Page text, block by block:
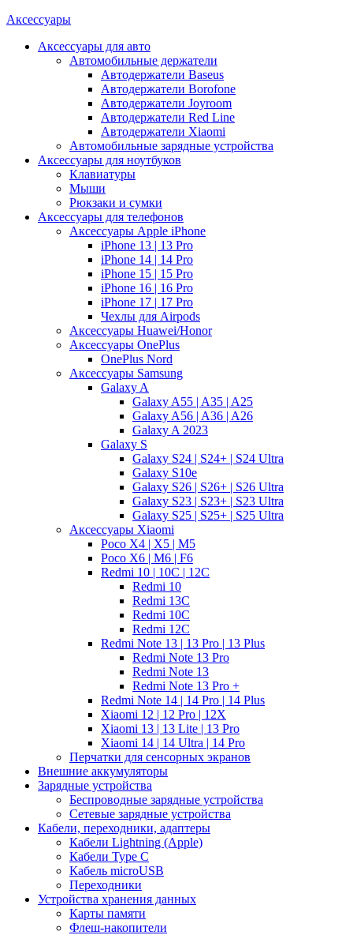
Аксессуары
Аксессуары для авто
Автомобильные держатели
Автодержатели Baseus
Автодержатели Borofone
Автодержатели Joyroom
Автодержатели Red Line
Автодержатели Xiaomi
Автомобильные зарядные устройства
Аксессуары для ноутбуков
Клавиатуры
Мыши
Рюкзаки и сумки
Аксессуары для телефонов
Аксессуары Apple iPhone
iPhone 13 | 13 Pro
iPhone 14 | 14 Pro
iPhone 15 | 15 Pro
iPhone 16 | 16 Pro
iPhone 17 | 17 Pro
Чехлы для Airpods
Аксессуары Huawei/Honor
Аксессуары OnePlus
OnePlus Nord
Аксессуары Samsung
Galaxy A
Galaxy A55 | A35 | A25
Galaxy A56 | A36 | A26
Galaxy A 2023
Galaxy S
Galaxy S24 | S24+ | S24 Ultra
Galaxy S10e
Galaxy S26 | S26+ | S26 Ultra
Galaxy S23 | S23+ | S23 Ultra
Galaxy S25 | S25+ | S25 Ultra
Аксессуары Xiaomi
Poco X4 | X5 | M5
Poco X6 | M6 | F6
Redmi 10 | 10C | 12C
Redmi 10
Redmi 13C
Redmi 10C
Redmi 12C
Redmi Note 13 | 13 Pro | 13 Plus
Redmi Note 13 Pro
Redmi Note 13
Redmi Note 13 Pro +
Redmi Note 14 | 14 Pro | 14 Plus
Xiaomi 12 | 12 Pro | 12X
Xiaomi 13 | 13 Lite | 13 Pro
Xiaomi 14 | 14 Ultra | 14 Pro
Перчатки для сенсорных экранов
Внешние аккумуляторы
Зарядные устройства
Беспроводные зарядные устройства
Сетевые зарядные устройства
Кабели, переходники, адаптеры
Кабели Lightning (Apple)
Кабели Type C
Кабель microUSB
Переходники
Устройства хранения данных
Карты памяти
Флеш-накопители